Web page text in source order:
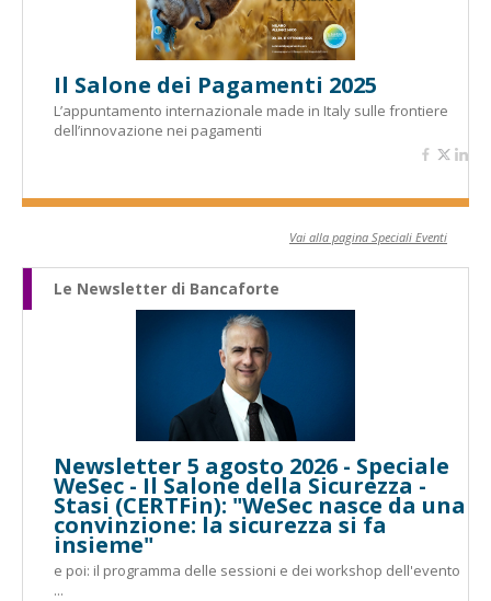
Il Salone dei Pagamenti 2025
L’appuntamento internazionale made in Italy sulle frontiere
dell’innovazione nei pagamenti
Vai alla pagina Speciali Eventi
Le Newsletter di Bancaforte
Newsletter 5 agosto 2026 - Speciale
WeSec - Il Salone della Sicurezza -
Stasi (CERTFin): "WeSec nasce da una
convinzione: la sicurezza si fa
insieme"
e poi: il programma delle sessioni e dei workshop dell'evento
...